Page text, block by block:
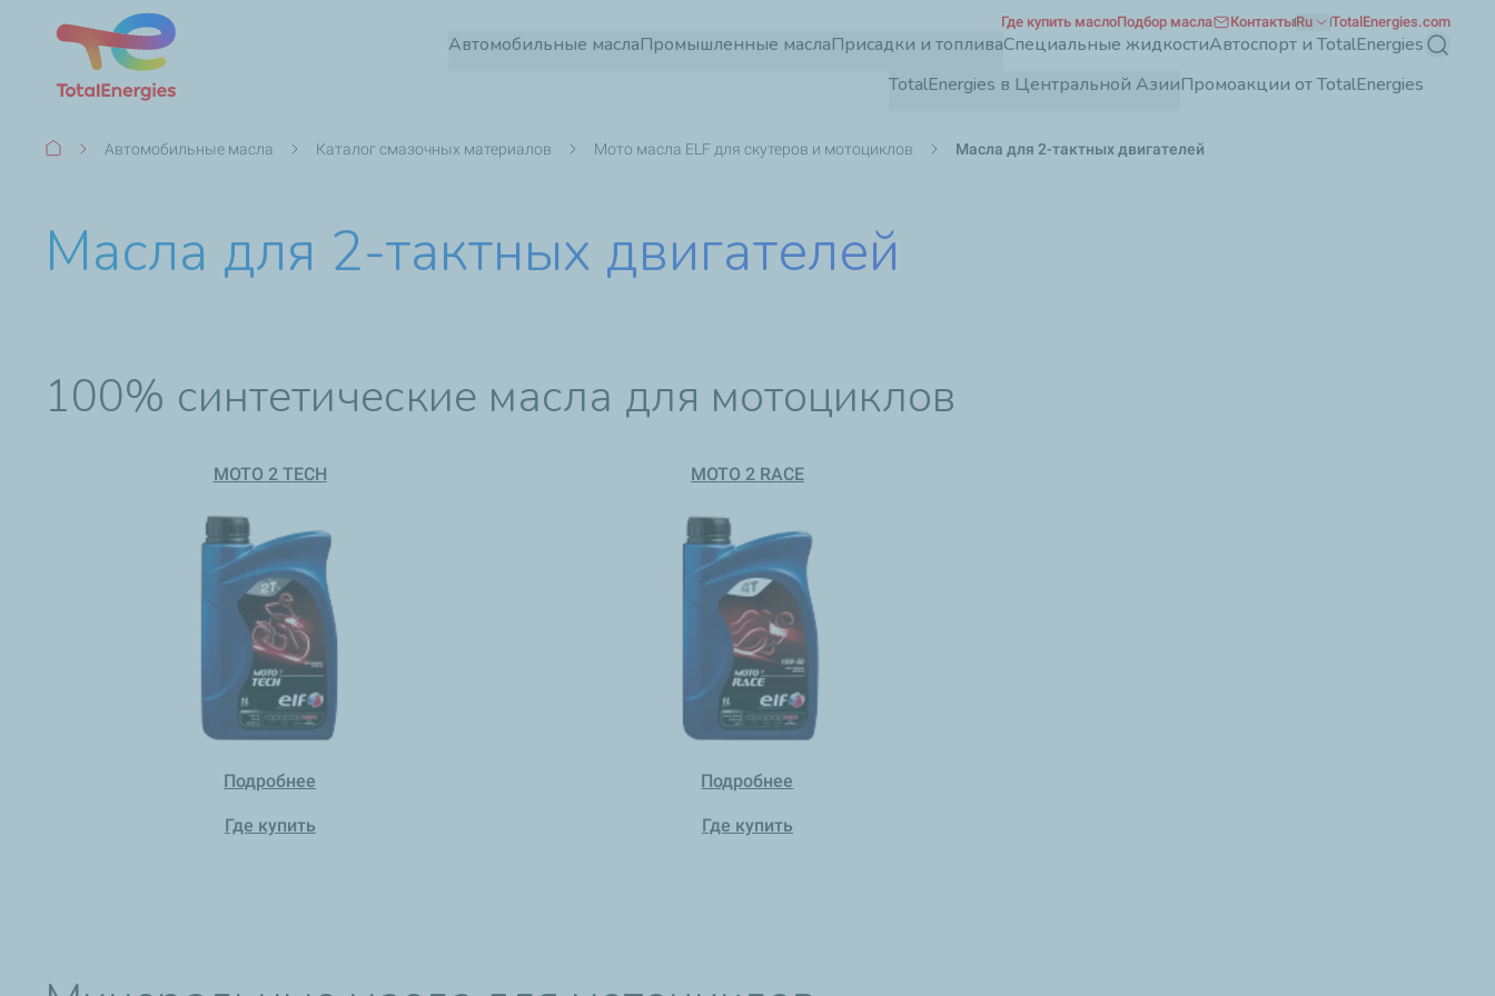
Автомобильные маслаПромышленные маслаПрисадки и топливаСпециальные жидкостиАвтоспорт и TotalEnergies
TotalEnergies в Центральной АзииПромоакции от TotalEnergies
Поиск
Где купить маслоПодбор масла КонтактыRu TotalEnergies.com
Строка
Автомобильные масла Каталог смазочных материалов Мото масла ELF для скутеров и мотоциклов Масла для 2-тактных двигателей
Масла для 2-тактных двигателей
100% синтетические масла для мотоциклов
MOTO 2 TECH​
Подробнее
Где купить
MOTO 2 RACE​
Подробнее
Где купить